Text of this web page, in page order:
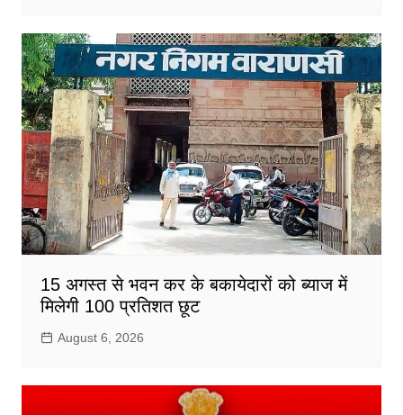
15 अगस्त से भवन कर के बकायेदारों को ब्याज में
मिलेगी 100 प्रतिशत छूट
August 6, 2026